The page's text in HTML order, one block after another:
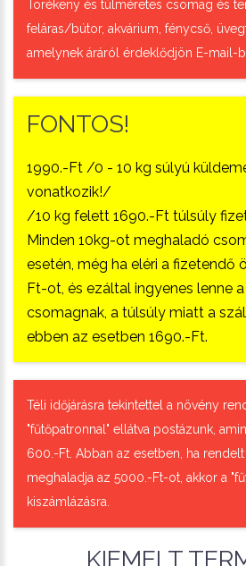
Törékeny és túlméretes csomag és
feláras/bútor, akvárium, fénycső,
amelynek áráról érdeklődjön E-mail-
FONTOS!
1990.-Ft /0 - 10 kg súlyú
vonatkozik!/
/10 kg felett 1690.-Ft túlsúly
Minden 10kg-ot meghaladó
esetén, még ha eléri a fizetendő
Ft-ot, és ezáltal ingyenes lenne
csomagnak, a túlsúly miatt a
ebben az esetben 1690.-Ft.
Téli időjárásra tekintettel a növény
"fűtőpatronnal" ellátva postázunk,
600.-Ft. Abban az esetben, ha
meghaladja az 5000.-Ft-ot, akkor a
kiszámlázásra.
KIEMELT